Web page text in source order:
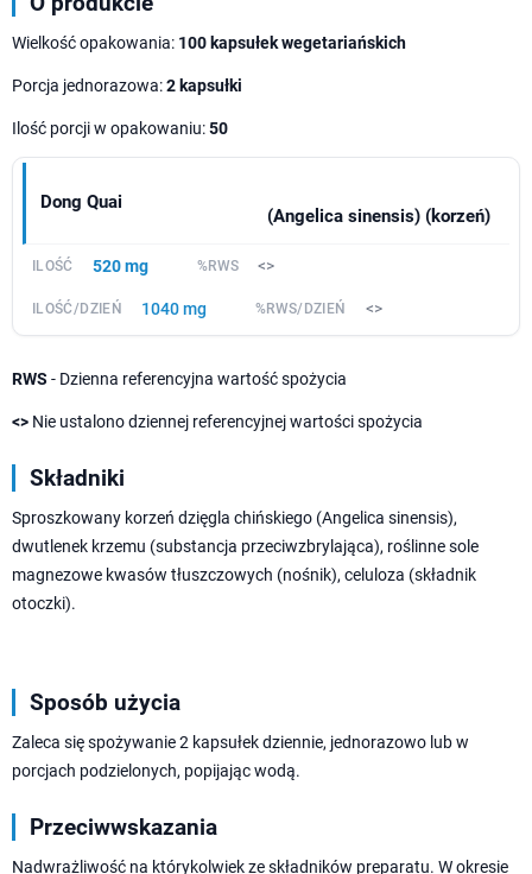
Wielkość opakowania: 100 kapsułek wegetariańskich
Porcja jednorazowa:2 kapsułki
Ilość porcji w opakowaniu:50
Dong Quai
(Angelica sinensis) (korzeń)
520 mg <>
1040 mg <>
RWS - Dzienna referencyjna wartość spożycia
<> Nie ustalono dziennej referencyjnej wartości spożycia
Składniki
Sproszkowany korzeń dzięgla chińskiego (Angelica sinensis),
dwutlenek krzemu (substancja przeciwzbrylająca), roślinne sole
magnezowe kwasów tłuszczowych (nośnik), celuloza (składnik
otoczki).
Sposób użycia
Zaleca się spożywanie 2 kapsułek dziennie, jednorazowo lub w
porcjach podzielonych, popijając wodą.
Przeciwwskazania
Nadwrażliwość na którykolwiek ze składników preparatu. W okresie